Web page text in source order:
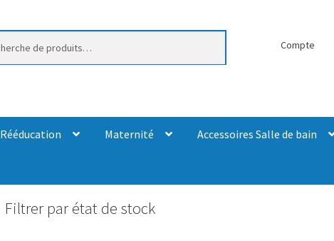
Compte
Rééducation Maternité Accessoires Salle de bain
Filtrer par état de stock